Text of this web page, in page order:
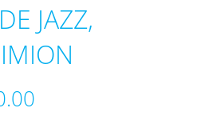
JAZZ,